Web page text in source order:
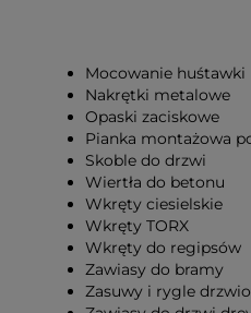
Mocowanie huśtawki
Nakrętki metalowe
Opaski zaciskowe
Pianka montażowa
Skoble do drzwi
Wiertła do betonu
Wkręty ciesielskie
Wkręty TORX
Wkręty do regipsów
Zawiasy do bramy
Zasuwy i rygle